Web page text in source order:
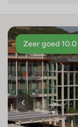
Zeer goed 10.0